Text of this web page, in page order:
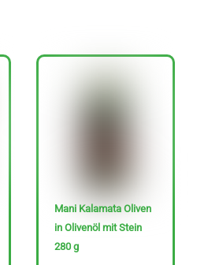
Mani Kalamata Oliven
in Olivenöl mit Stein
280 g